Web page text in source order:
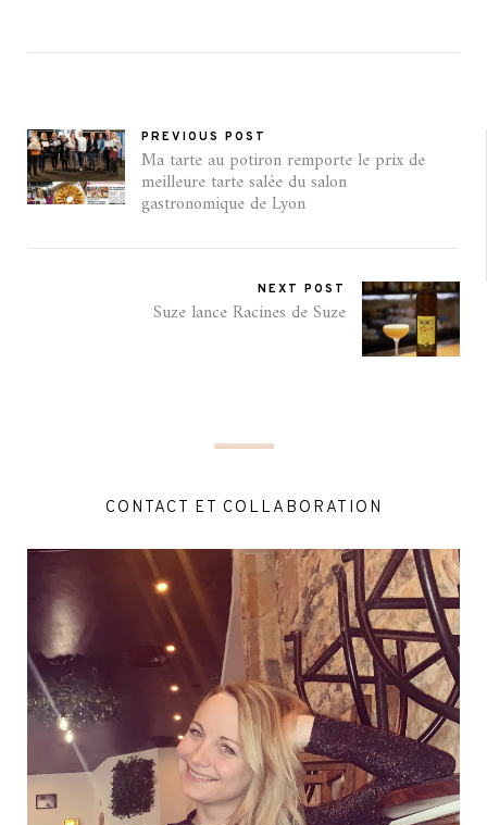
PREVIOUS POST
Ma tarte au potiron remporte le prix de
meilleure tarte salée du salon
gastronomique de Lyon
NEXT POST
Suze lance Racines de Suze
CONTACT ET COLLABORATION